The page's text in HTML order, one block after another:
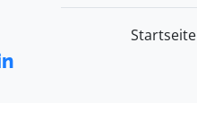
Startseite